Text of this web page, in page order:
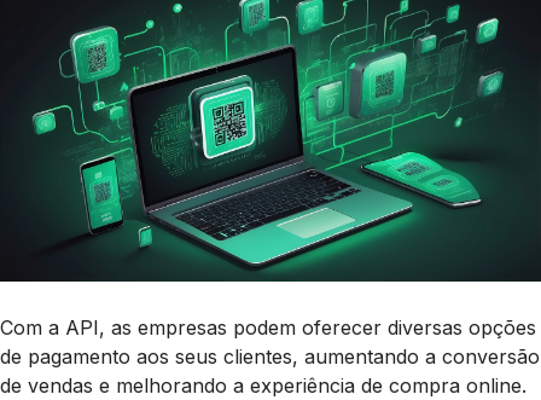
Com a API, as empresas podem oferecer diversas opções
de pagamento aos seus clientes, aumentando a conversão
de vendas e melhorando a experiência de compra online.